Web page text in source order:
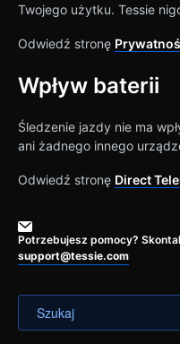
Twojego użytku. Tessie
Odwiedź stronę
Wpływ baterii
Śledzenie jazdy nie ma
ani żadnego innego
Odwiedź stronę Direct
Potrzebujesz pomocy?
support@tessie.com